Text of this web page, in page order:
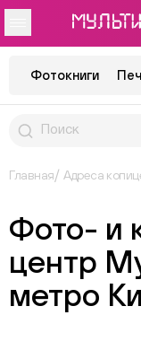
Фотокниги
Главная Адреса
Фото- и
центр
метро